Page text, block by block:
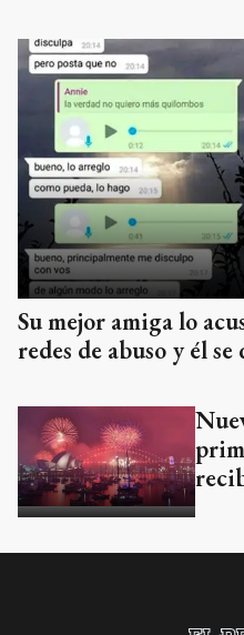
Su mejor amiga lo
redes de abuso y él